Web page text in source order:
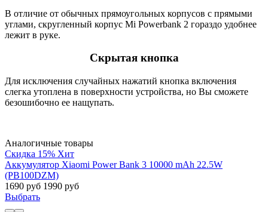
В отличие от обычных прямоугольных корпусов с прямыми
углами, скругленный корпус Mi Powerbank 2 гораздо удобнее
лежит в руке.
Скрытая кнопка
Для исключения случайных нажатий кнопка включения
слегка утоплена в поверхности устройства, но Вы сможете
безошибочно ее нащупать.
Аналогичные товары
Скидка 15% Хит
Аккумулятор Xiaomi Power Bank 3 10000 mAh 22.5W
(PB100DZM)
1690 руб 1990 руб
Выбрать